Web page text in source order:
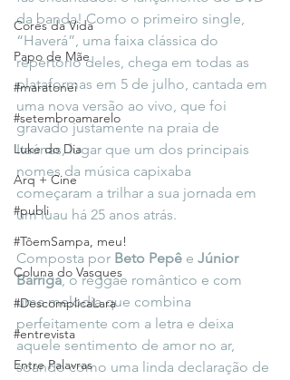
Cores da Vida
Papo de Mãe
#maratonei
#setembroamarelo
Luke do Dia
Arq + Cine
#publi
#TôemSampa, meu!
Coluna do Vasques
#DescomplicaLara
#entrevista
Entre Palavras
da banda! Como o primeiro single,
“Haverá”, uma faixa clássica do
repertório deles, chega em todas as
plataformas em 5 de julho, cantada em
uma nova versão ao vivo, que foi
gravado justamente na praia de
Itaúnas, lugar que um dos principais
nomes da música capixaba
começaram a trilhar a sua jornada em
um luau há 25 anos atrás.
Composta por Beto Pepê e Júnior
Barriga, o reggae romântico e com
uma melodia que combina
perfeitamente com a letra e deixa
aquele sentimento de amor no ar,
soando como uma linda declaração de